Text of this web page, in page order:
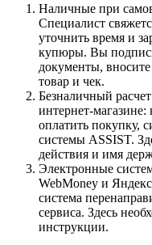
Наличные при
Специалист
уточнить время и
купюры. Вы
документы,
товар и чек.
Безналичный
интернет-
оплатить покупку,
системы ASSIST.
действия и имя
Электронные
WebMoney и
система
сервиса. Здесь
инструкции.